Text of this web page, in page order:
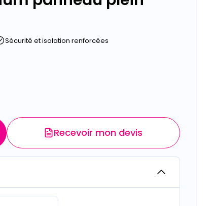
Sécurité et isolation renforcées
Recevoir mon devis